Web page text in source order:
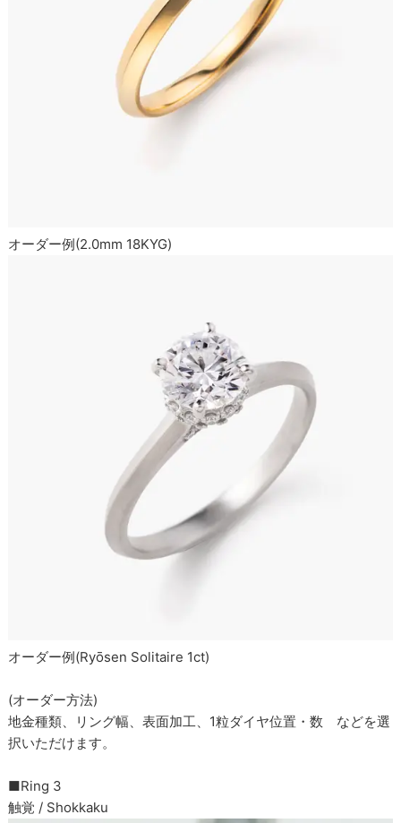
オーダー例(2.0mm 18KYG)
オーダー例(Ryōsen Solitaire 1ct)
(オーダー方法)
地金種類、リング幅、表面加工、1粒ダイヤ位置・数 などを選
択いただけます。
■Ring 3
触覚 / Shokkaku